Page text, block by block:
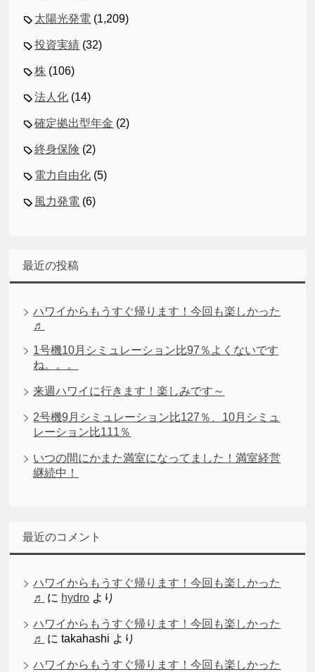
太陽光発電 (1,209)
投資実績 (32)
株 (106)
法人化 (14)
確定拠出型年金 (2)
終身保険 (2)
電力自由化 (5)
風力発電 (6)
最近の投稿
ハワイからもうすぐ帰ります！今回も楽しかった
♬
1号機10月シミュレーション比97％よくないです
ね。。。
来週ハワイに行きます！楽しみです～
2号機9月シミュレーション比127％、10月シミュ
レーション比111％
いつの間にかまた満室になってました！満室経営
継続中！
最近のコメント
ハワイからもうすぐ帰ります！今回も楽しかった
♬
に hydro より
ハワイからもうすぐ帰ります！今回も楽しかった
♬
にtakahashi より
ハワイからもうすぐ帰ります！今回も楽しかった